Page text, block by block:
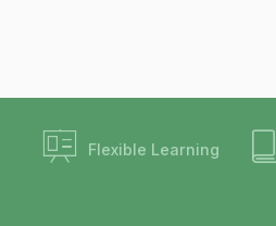
Flexible Learning